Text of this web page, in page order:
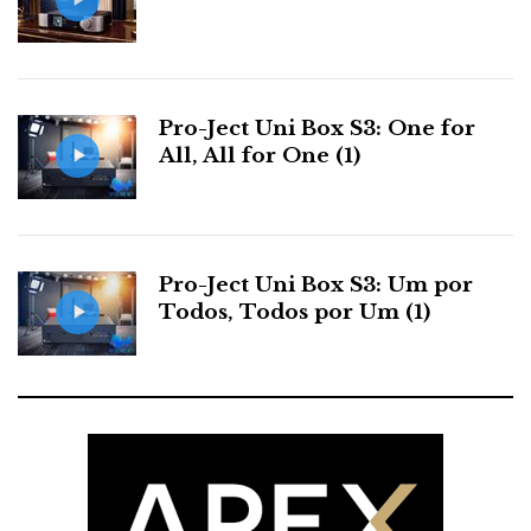
Em resumo, a tocha ilumina, era bom que todos os
outros andassem um pouco mais depressa.
Nuno Silva
Obrigado, Nuno, pelo apoio. Pedro Henriques, meu
Pro-Ject Uni Box S3: One for
All, All for One (1)
Pro-Ject Uni Box S3: Um por
Todos, Todos por Um (1)